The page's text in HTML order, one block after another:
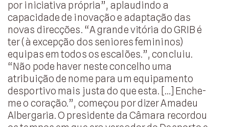
por iniciativa própria”, aplaudindo a
capacidade de inovação e adaptação das
novas direcções. “A grande vitória do GRIB é
ter (à excepção dos seniores femininos)
equipas em todos os escalões.”, concluiu.
“Não pode haver neste concelho uma
atribuição de nome para um equipamento
desportivo mais justa do que esta. […] Enche-
me o coração.”, começou por dizer Amadeu
Albergaria. O presidente da Câmara recordou